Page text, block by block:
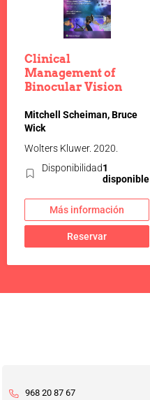
Clinical
Management of
Binocular Vision
Mitchell Scheiman, Bruce
Wick
Wolters Kluwer. 2020.
Disponibilidad1
disponible
Más información
Reservar
968 20 87 67